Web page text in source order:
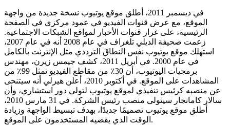
في ديسمبر 2011، أطلق موقع يوتيوب نسخة جديدة من واجهة
الموقع، مع عرض قنوات الفيديو في عمود مركزي في الصفحة
الرئيسية، على غرار قنوات الأخبار لمواقع الشبكات الاجتماعية.
زعمت صحيفة الديلي تلغراف في عام 2008 أنه في عام 2007،
استهلك موقع يوتيوب نفس النطاق الترددي مثل الإنترنت بالكامل
في عام 2000. في أبريل 2011، كشف جيمس زيرن، مهندس
برمجيات اليوتيوب، أن 30٪ من مقاطع الفيديو تمثل 99٪ من
المشاهدات على الموقع. في أكتوبر 2010، أعلن هيرلي أنه سيتنحى
عن منصبه كرئيس تنفيذي لموقع يوتيوب لتولي دور استشاري، وأن
سالار كامانجار سيتولى منصب رئيس الشركة. في 31 مارس 2010،
أطلق موقع يوتيوب تصميمًا جديدًا، بهدف تبسيط الواجهة وزيادة
الوقت الذي يقضيه المستخدمون على الموقع.